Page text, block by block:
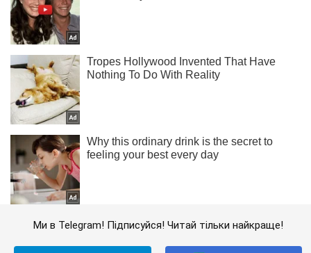
Ми в Telegram! Підписуйся! Читай тільки найкраще!